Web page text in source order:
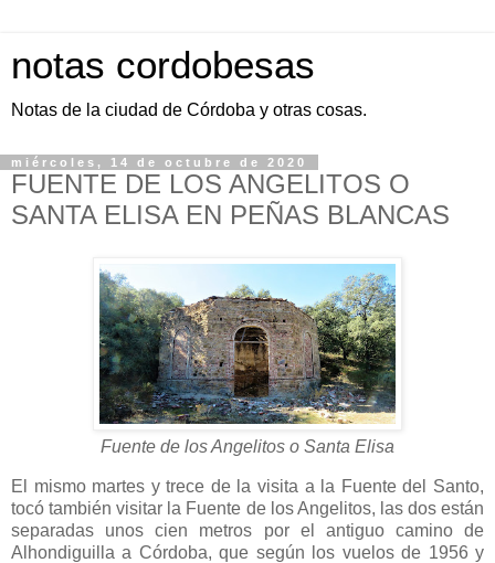
notas cordobesas
Notas de la ciudad de Córdoba y otras cosas.
miércoles, 14 de octubre de 2020
FUENTE DE LOS ANGELITOS O
SANTA ELISA EN PEÑAS BLANCAS
Fuente de los Angelitos o Santa Elisa
El mismo martes y trece de la visita a la Fuente del Santo,
tocó también visitar la Fuente de los Angelitos, las dos están
separadas unos cien metros por el antiguo camino de
Alhondiguilla a Córdoba, que según los vuelos de 1956 y